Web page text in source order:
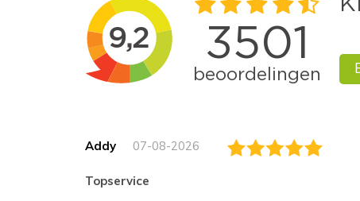
Addy 07-08-2026
topservice